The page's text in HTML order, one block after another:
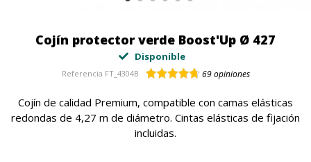
Cojín protector verde Boost'Up Ø 427
Disponible
Referencia FT_4304B 69opiniones
Cojín de calidad Premium, compatible con camas elásticas
redondas de 4,27 m de diámetro. Cintas elásticas de fijación
incluidas.